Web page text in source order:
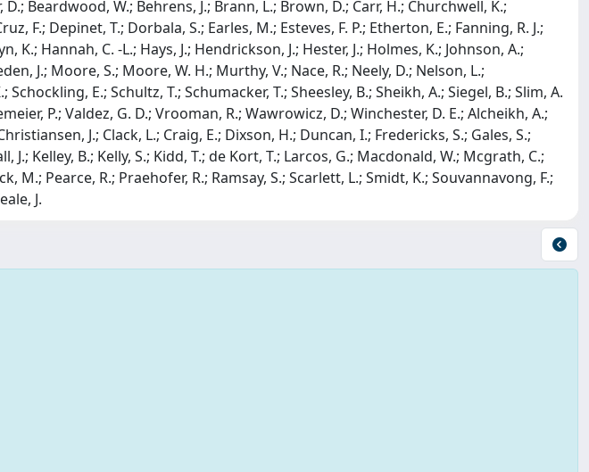
D.; Beardwood, W.; Behrens, J.; Brann, L.; Brown, D.; Carr, H.; Churchwell, K.;
F.; Depinet, T.; Dorbala, S.; Earles, M.; Esteves, F. P.; Etherton, E.; Fanning, R. J.;
K.; Hannah, C. -L.; Hays, J.; Hendrickson, J.; Hester, J.; Holmes, K.; Johnson, A.;
J.; Moore, S.; Moore, W. H.; Murthy, V.; Nace, R.; Neely, D.; Nelson, L.;
Schockling, E.; Schultz, T.; Schumacker, T.; Sheesley, B.; Sheikh, A.; Siegel, B.; Slim, A.
P.; Valdez, G. D.; Vrooman, R.; Wawrowicz, D.; Winchester, D. E.; Alcheikh, A.;
J.; Clack, L.; Craig, E.; Dixson, H.; Duncan, I.; Fredericks, S.; Gales, S.;
J.; Kelley, B.; Kelly, S.; Kidd, T.; de Kort, T.; Larcos, G.; Macdonald, W.; Mcgrath, C.;
M.; Pearce, R.; Praehofer, R.; Ramsay, S.; Scarlett, L.; Smidt, K.; Souvannavong, F.;
J.